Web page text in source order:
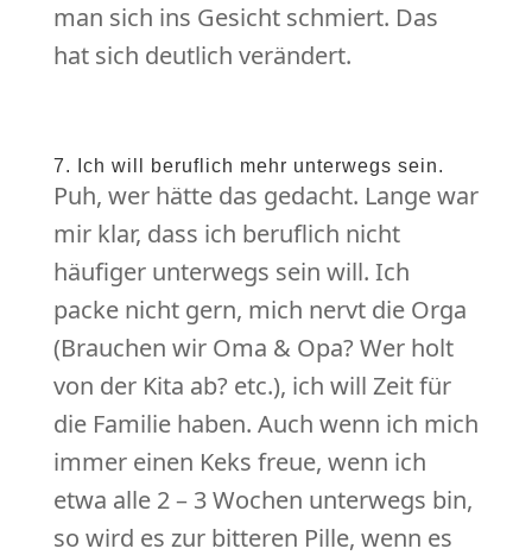
man sich ins Gesicht schmiert. Das
hat sich deutlich verändert.
7. Ich will beruflich mehr unterwegs sein.
Puh, wer hätte das gedacht. Lange war
mir klar, dass ich beruflich nicht
häufiger unterwegs sein will. Ich
packe nicht gern, mich nervt die Orga
(Brauchen wir Oma & Opa? Wer holt
von der Kita ab? etc.), ich will Zeit für
die Familie haben. Auch wenn ich mich
immer einen Keks freue, wenn ich
etwa alle 2 – 3 Wochen unterwegs bin,
so wird es zur bitteren Pille, wenn es